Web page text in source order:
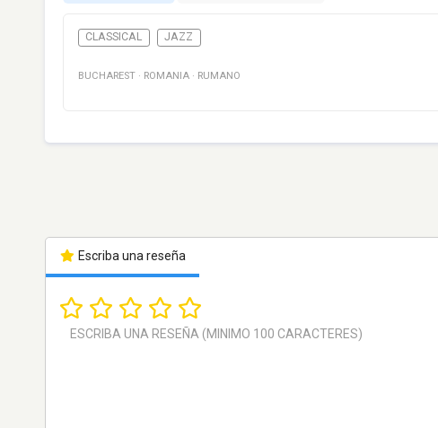
CLASSICAL JAZZ
BUCHAREST · ROMANIA · RUMANO
Escriba una reseña